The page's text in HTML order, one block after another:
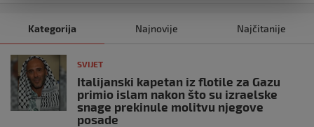
Kategorija Najnovije Najčitanije
SVIJET
Italijanski kapetan iz flotile za Gazu
primio islam nakon što su izraelske
snage prekinule molitvu njegove
posade